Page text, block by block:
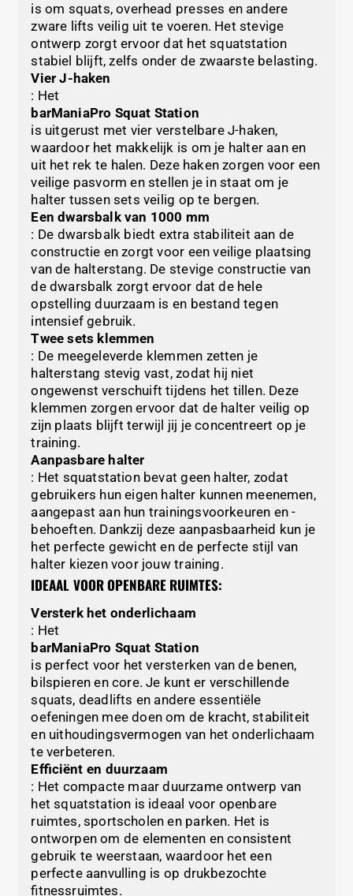
is om squats, overhead presses en andere
zware lifts veilig uit te voeren. Het stevige
ontwerp zorgt ervoor dat het squatstation
stabiel blijft, zelfs onder de zwaarste belasting.
Vier J-haken
: Het
barManiaPro Squat Station
is uitgerust met vier verstelbare J-haken,
waardoor het makkelijk is om je halter aan en
uit het rek te halen. Deze haken zorgen voor een
veilige pasvorm en stellen je in staat om je
halter tussen sets veilig op te bergen.
Een dwarsbalk van 1000 mm
: De dwarsbalk biedt extra stabiliteit aan de
constructie en zorgt voor een veilige plaatsing
van de halterstang. De stevige constructie van
de dwarsbalk zorgt ervoor dat de hele
opstelling duurzaam is en bestand tegen
intensief gebruik.
Twee sets klemmen
: De meegeleverde klemmen zetten je
halterstang stevig vast, zodat hij niet
ongewenst verschuift tijdens het tillen. Deze
klemmen zorgen ervoor dat de halter veilig op
zijn plaats blijft terwijl jij je concentreert op je
training.
Aanpasbare halter
: Het squatstation bevat geen halter, zodat
gebruikers hun eigen halter kunnen meenemen,
aangepast aan hun trainingsvoorkeuren en -
behoeften. Dankzij deze aanpasbaarheid kun je
het perfecte gewicht en de perfecte stijl van
halter kiezen voor jouw training.
IDEAAL VOOR OPENBARE RUIMTES:
Versterk het onderlichaam
: Het
barManiaPro Squat Station
is perfect voor het versterken van de benen,
bilspieren en core. Je kunt er verschillende
squats, deadlifts en andere essentiële
oefeningen mee doen om de kracht, stabiliteit
en uithoudingsvermogen van het onderlichaam
te verbeteren.
Efficiënt en duurzaam
: Het compacte maar duurzame ontwerp van
het squatstation is ideaal voor openbare
ruimtes, sportscholen en parken. Het is
ontworpen om de elementen en consistent
gebruik te weerstaan, waardoor het een
perfecte aanvulling is op drukbezochte
fitnessruimtes.